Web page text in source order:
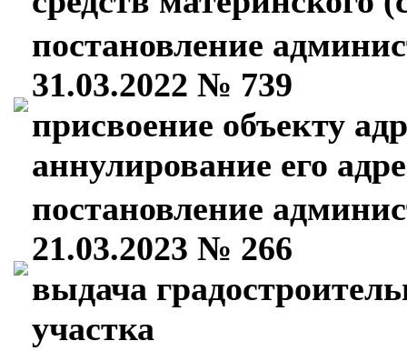
постановление
31.03.2022 № 739
присвоение объекту
аннулирование его
постановление
21.03.2023 № 266
выдача
участка